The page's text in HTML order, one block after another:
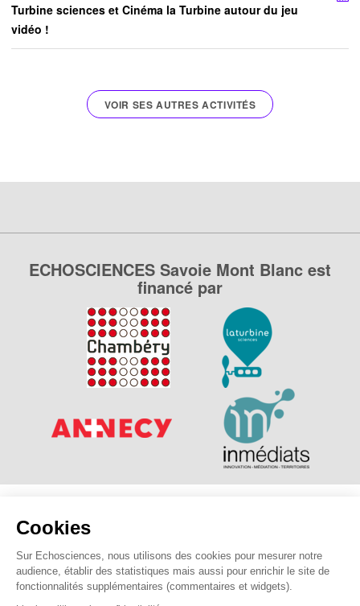
Cookies
Sur Echosciences, nous utilisons des cookies pour mesurer notre
audience, établir des statistiques mais aussi pour enrichir le site de
fonctionnalités supplémentaires (commentaires et widgets).
Turbine sciences et Cinéma la Turbine autour du jeu
vidéo !
VOIR SES AUTRES ACTIVITÉS
ECHOSCIENCES Savoie Mont Blanc est
financé par
Savoie Mont Blanc est le réseau social des amateurs de
Pour nous contacter :contact@echosciences-savoie-mont-
blanc.fr